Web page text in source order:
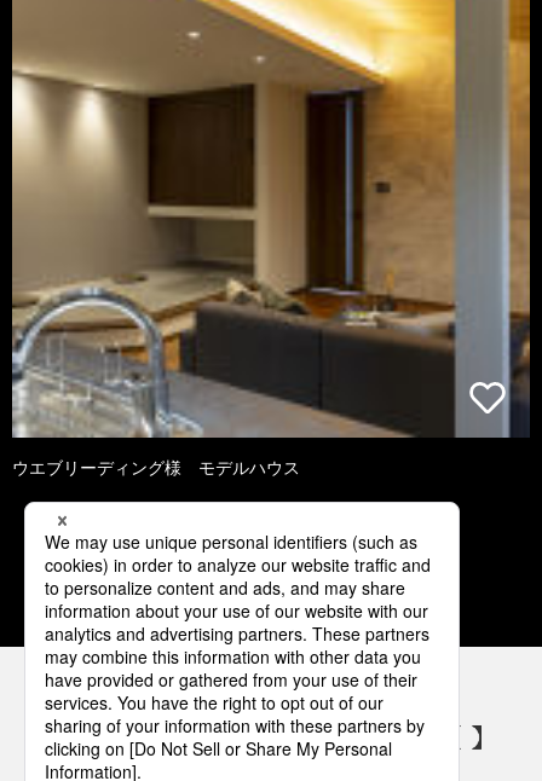
ウエブリーディング様 モデルハウス
1 2 3 4 5
パナソニックの電気設備 SNSアカウント